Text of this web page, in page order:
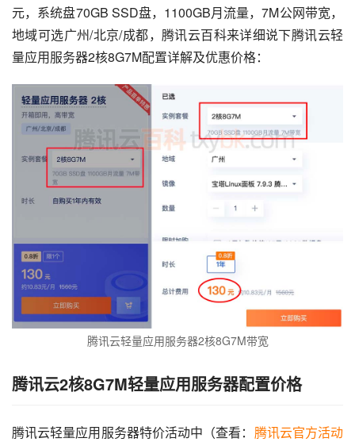
元，系统盘70GB SSD盘，1100GB月流量，7M公网带宽，
地域可选广州/北京/成都，腾讯云百科来详细说下腾讯云轻
量应用服务器2核8G7M配置详解及优惠价格：
腾讯云轻量应用服务器2核8G7M带宽
腾讯云2核8G7M轻量应用服务器配置价格
腾讯云轻量应用服务器特价活动中（查看： 腾讯云官方活动